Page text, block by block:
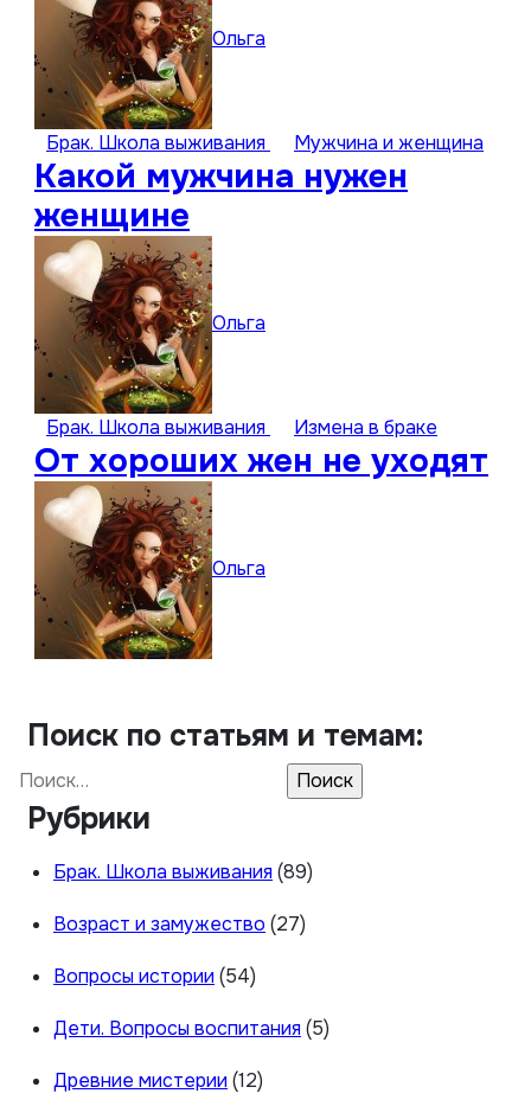
Ольга
Брак. Школа выживания Мужчина и женщина
Какой мужчина нужен
женщине
Ольга
Брак. Школа выживания Измена в браке
От хороших жен не уходят
Ольга
Поиск по статьям и темам:
Найти:
Рубрики
Брак. Школа выживания (89)
Возраст и замужество (27)
Вопросы истории (54)
Дети. Вопросы воспитания (5)
Древние мистерии (12)